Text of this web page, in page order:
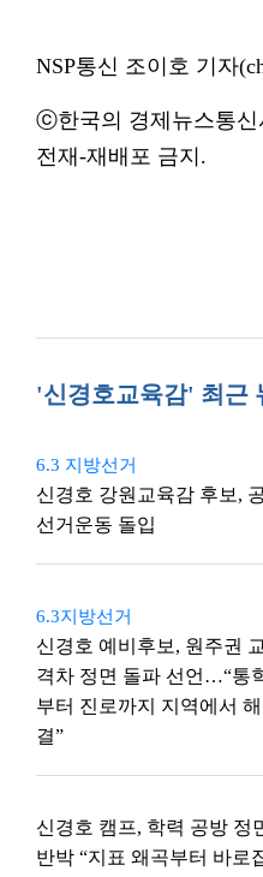
NSP통신 조이호 기자
ⓒ한국의 경제뉴스통신
전재-재배포 금지.
'신경호교육감' 최근
6.3 지방선거
신경호 강원교육감 후보,
선거운동 돌입
6.3지방선거
신경호 예비후보, 원주권
격차 정면 돌파 선언…“통
부터 진로까지 지역에서 해
결”
신경호 캠프, 학력 공방 정
반박 “지표 왜곡부터 바로